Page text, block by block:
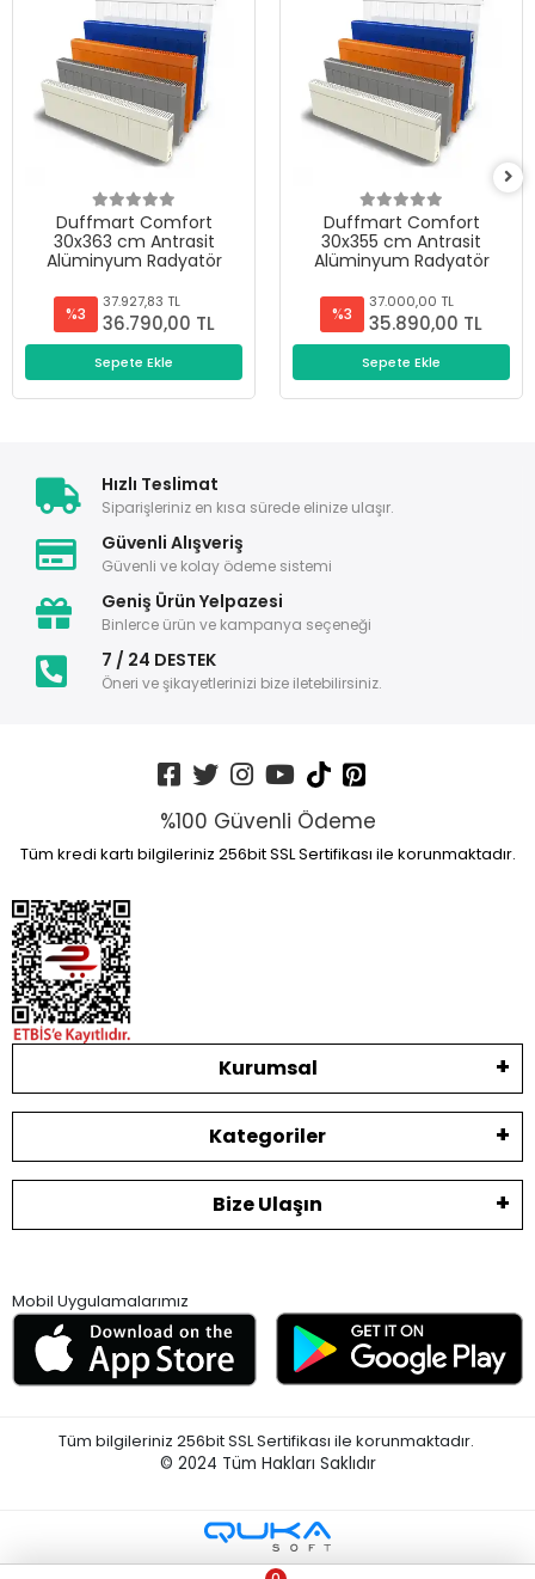
Duffmart Comfort
30x363 cm Antrasit
Alüminyum Radyatör
%3
37.927,83 TL
36.790,00 TL
Sepete Ekle
Duffmart Comfort
30x355 cm Antrasit
Alüminyum Radyatör
%3
37.000,00 TL
35.890,00 TL
Sepete Ekle
Hızlı Teslimat
Siparişleriniz en kısa sürede elinize ulaşır.
Güvenli Alışveriş
Güvenli ve kolay ödeme sistemi
Geniş Ürün Yelpazesi
Binlerce ürün ve kampanya seçeneği
7 / 24 DESTEK
Öneri ve şikayetlerinizi bize iletebilirsiniz.
%100 Güvenli Ödeme
Tüm kredi kartı bilgileriniz 256bit SSL Sertifikası ile korunmaktadır.
Kurumsal
Kategoriler
Bize Ulaşın
Mobil Uygulamalarımız
Tüm bilgileriniz 256bit SSL Sertifikası ile korunmaktadır.
© 2024 Tüm Hakları Saklıdır